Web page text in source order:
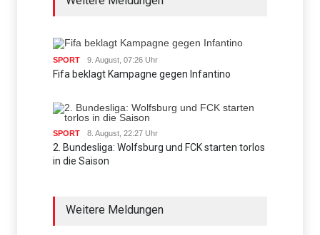
SPORT 9. August, 07:26 Uhr
Fifa beklagt Kampagne gegen Infantino
SPORT 8. August, 22:27 Uhr
2. Bundesliga: Wolfsburg und FCK starten torlos
in die Saison
Weitere Meldungen